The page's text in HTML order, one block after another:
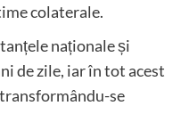
colaterale.
naționale și
de zile, iar în tot acest
se